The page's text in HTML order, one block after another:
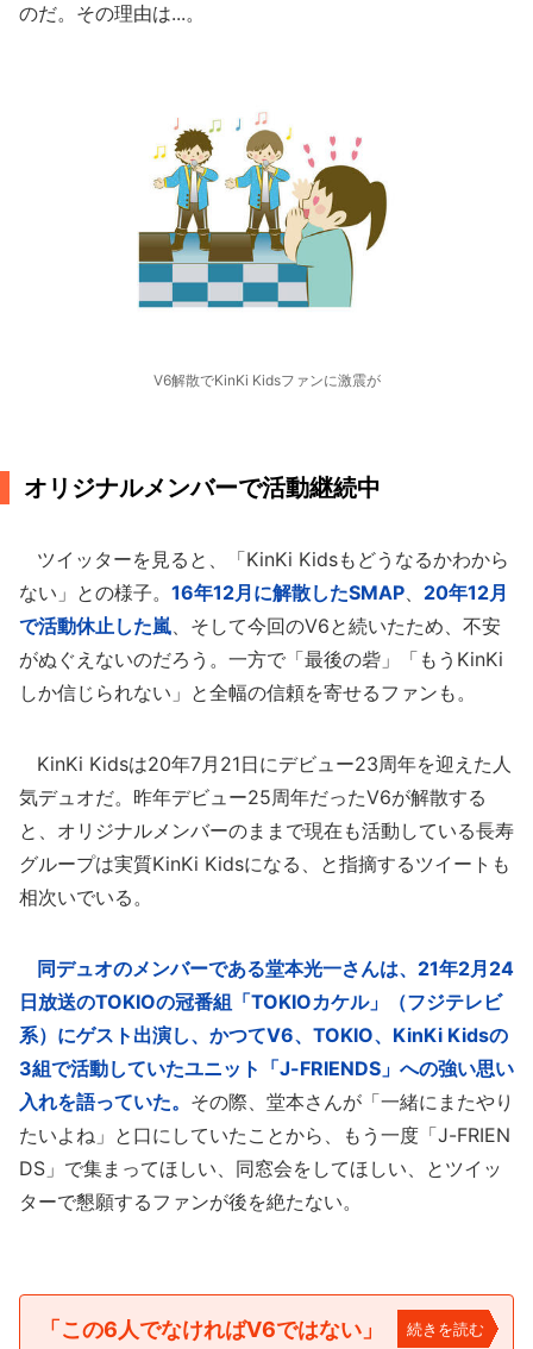
のだ。その理由は...。
V6解散でKinKi Kidsファンに激震が
オリジナルメンバーで活動継続中
ツイッターを見ると、「KinKi Kidsもどうなるかわから
ない」との様子。 16年12月に解散したSMAP、 20年12月
で活動休止した嵐、そして今回のV6と続いたため、不安
がぬぐえないのだろう。一方で「最後の砦」「もうKinKi
しか信じられない」と全幅の信頼を寄せるファンも。
KinKi Kidsは20年7月21日にデビュー23周年を迎えた人
気デュオだ。昨年デビュー25周年だったV6が解散する
と、オリジナルメンバーのままで現在も活動している長寿
グループは実質KinKi Kidsになる、と指摘するツイートも
相次いでいる。
同デュオのメンバーである堂本光一さんは、21年2月24
日放送のTOKIOの冠番組「TOKIOカケル」（フジテレビ
系）にゲスト出演し、かつてV6、TOKIO、KinKi Kidsの
3組で活動していたユニット「J-FRIENDS」への強い思い
入れを語っていた。 その際、堂本さんが「一緒にまたやり
たいよね」と口にしていたことから、もう一度「J-FRIEN
DS」で集まってほしい、同窓会をしてほしい、とツイッ
ターで懇願するファンが後を絶たない。
「この6人でなければV6ではない」 続きを読む